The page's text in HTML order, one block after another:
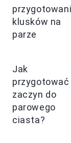
klusków na
parze
Jak
przygotować
zaczyn do
parowego
ciasta?